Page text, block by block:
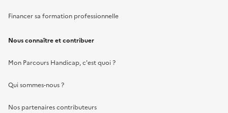
Financer sa formation professionnelle
Nous connaître et contribuer
Mon Parcours Handicap, c'est quoi ?
Qui sommes-nous ?
Nos partenaires contributeurs